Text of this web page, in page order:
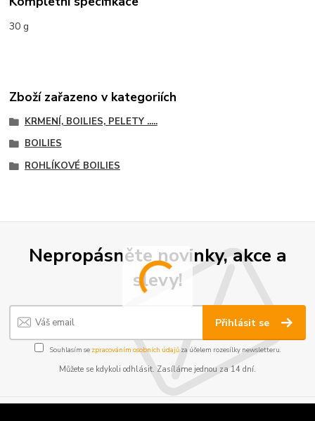
30 g
Zboží zařazeno v kategoriích
KRMENÍ, BOILIES, PELETY .....
BOILIES
ROHLÍKOVÉ BOILIES
Nepropásněte novinky, akce a
slevy!
Přihlásit se
Souhlasím se zpracováním osobních údajůza účelem rozesílky newsletteru.
Můžete se kdykoli odhlásit. Zasíláme jednou za 14 dní.